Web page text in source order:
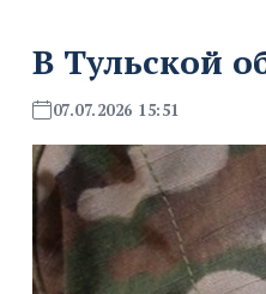
В Тульской
07.07.2026 15:51